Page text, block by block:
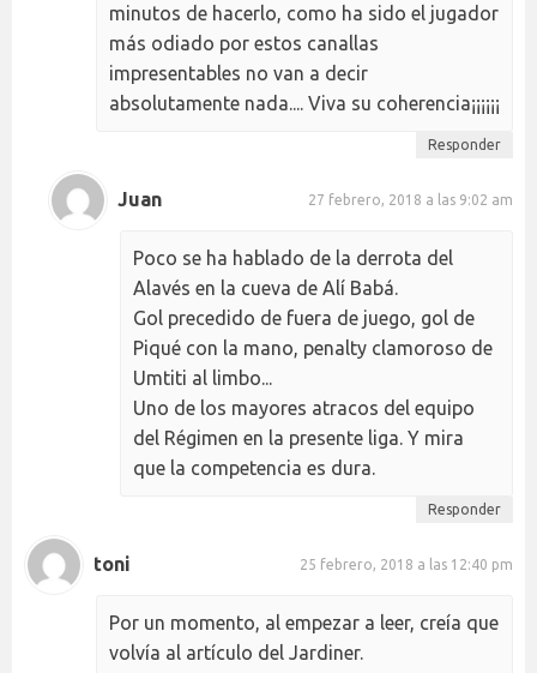
minutos de hacerlo, como ha sido el jugador
más odiado por estos canallas
impresentables no van a decir
absolutamente nada.... Viva su coherencia¡¡¡¡¡¡
Responder
Juan 27 febrero, 2018 a las 9:02 am
Poco se ha hablado de la derrota del
Alavés en la cueva de Alí Babá.
Gol precedido de fuera de juego, gol de
Piqué con la mano, penalty clamoroso de
Umtiti al limbo...
Uno de los mayores atracos del equipo
del Régimen en la presente liga. Y mira
que la competencia es dura.
Responder
toni 25 febrero, 2018 a las 12:40 pm
Por un momento, al empezar a leer, creía que
volvía al artículo del Jardiner.